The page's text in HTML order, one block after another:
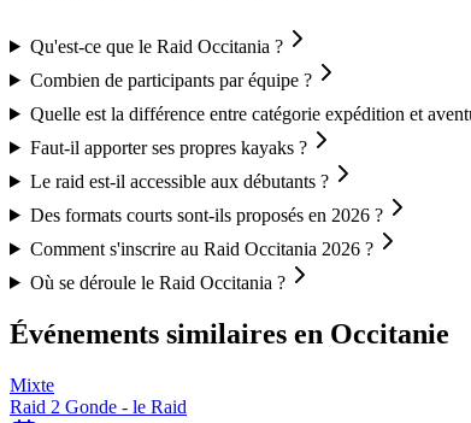
Qu'est-ce que le Raid Occitania ?
Combien de participants par équipe ?
Quelle est la différence entre catégorie expédition et
Faut-il apporter ses propres kayaks ?
Le raid est-il accessible aux débutants ?
Des formats courts sont-ils proposés en 2026 ?
Comment s'inscrire au Raid Occitania 2026 ?
Où se déroule le Raid Occitania ?
Événements similaires en Occitanie
Mixte
Raid 2 Gonde - le Raid